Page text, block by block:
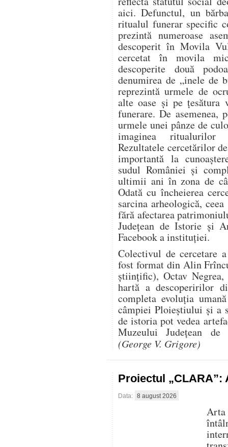
aici. Defunctul, un
ritualul funerar specific
prezintă numeroase
descoperit în Movila
cercetat în movila
descoperite două
denumirea de „inele de
reprezintă urmele de
alte oase și pe țesătura
funerare. De asemenea,
urmele unei pânze de
imaginea ritualurilor
Rezultatele cercetărilor
importantă la
sudul României și
ultimii ani în zona de
Odată cu încheierea
sarcina arheologică,
fără afectarea
Județean de Istorie și
Facebook a instituției.
Colectivul de
fost format din Alin
științific), Octav
hartă a descoperirilor
completa evoluția
câmpiei Ploieștiului și a
de istoria pot vedea
Muzeului Județean
(George V. Grigore)
Proiectul „CLARA”:
Data: 8 august 2026